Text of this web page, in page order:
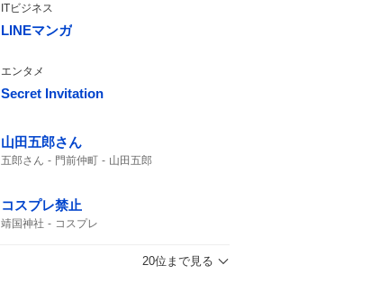
ITビジネス
LINEマンガ
エンタメ
Secret Invitation
山田五郎さん
五郎さん 門前仲町 山田五郎
コスプレ禁止
靖国神社 コスプレ
20位まで見る